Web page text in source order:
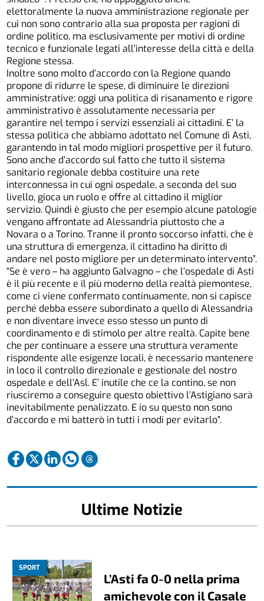
elettoralmente la nuova amministrazione regionale per
cui non sono contrario alla sua proposta per ragioni di
ordine politico, ma esclusivamente per motivi di ordine
tecnico e funzionale legati all’interesse della città e della
Regione stessa.
Inoltre sono molto d’accordo con la Regione quando
propone di ridurre le spese, di diminuire le direzioni
amministrative: oggi una politica di risanamento e rigore
amministrativo è assolutamente necessaria per
garantire nel tempo i servizi essenziali ai cittadini. E’ la
stessa politica che abbiamo adottato nel Comune di Asti,
garantendo in tal modo migliori prospettive per il futuro.
Sono anche d’accordo sul fatto che tutto il sistema
sanitario regionale debba costituire una rete
interconnessa in cui ogni ospedale, a seconda del suo
livello, gioca un ruolo e offre al cittadino il miglior
servizio. Quindi è giusto che per esempio alcune patologie
vengano affrontate ad Alessandria piuttosto che a
Novara o a Torino. Tranne il pronto soccorso infatti, che è
una struttura di emergenza, il cittadino ha diritto di
andare nel posto migliore per un determinato intervento”.
“Se è vero – ha aggiunto Galvagno – che l’ospedale di Asti
è il più recente e il più moderno della realtà piemontese,
come ci viene confermato continuamente, non si capisce
perché debba essere subordinato a quello di Alessandria
e non diventare invece esso stesso un punto di
coordinamento e di stimolo per altre realtà. Capite bene
che per continuare a essere una struttura veramente
rispondente alle esigenze locali, è necessario mantenere
in loco il controllo direzionale e gestionale del nostro
ospedale e dell’Asl. E’ inutile che ce la contino, se non
riusciremo a conseguire questo obiettivo l’Astigiano sarà
inevitabilmente penalizzato. E io su questo non sono
d’accordo e mi batterò in tutti i modi per evitarlo”.
Ultime Notizie
SPORT
L’Asti fa 0-0 nella prima
amichevole con il Casale